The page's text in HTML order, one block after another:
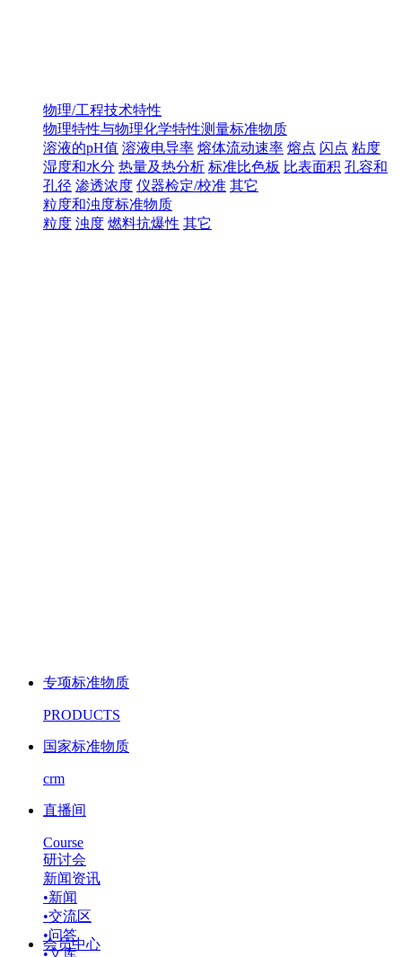
物理/工程技术特性
物理特性与物理化学特性测量标准物质
溶液的pH值 溶液电导率 熔体流动速率 熔点 闪点 粘度
湿度和水分 热量及热分析 标准比色板 比表面积 孔容和
孔径 渗透浓度 仪器检定/校准 其它
粒度和浊度标准物质
粒度 浊度 燃料抗爆性 其它
专项标准物质
PRODUCTS
国家标准物质
crm
直播间
Course
研讨会
新闻资讯
•新闻
•交流区
•问答
•文库
会员中心